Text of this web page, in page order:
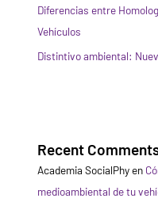
Diferencias entre
Vehículos
Distintivo ambiental:
Recent
Academia SocialPhyen
medioambiental de tu